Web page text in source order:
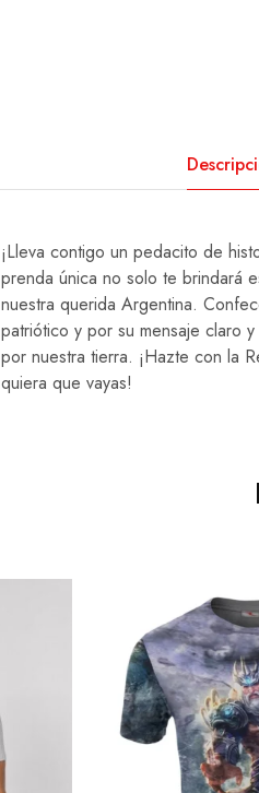
¡Lleva contigo un pedacito de
prenda única no solo te brindará
nuestra querida Argentina.
patriótico y por su mensaje claro
por nuestra tierra. ¡Hazte con la
quiera que vayas!